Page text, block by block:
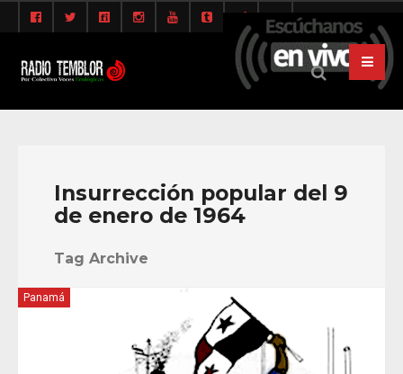
Insurrección popular del 9
de enero de 1964
Tag Archive
Panamá